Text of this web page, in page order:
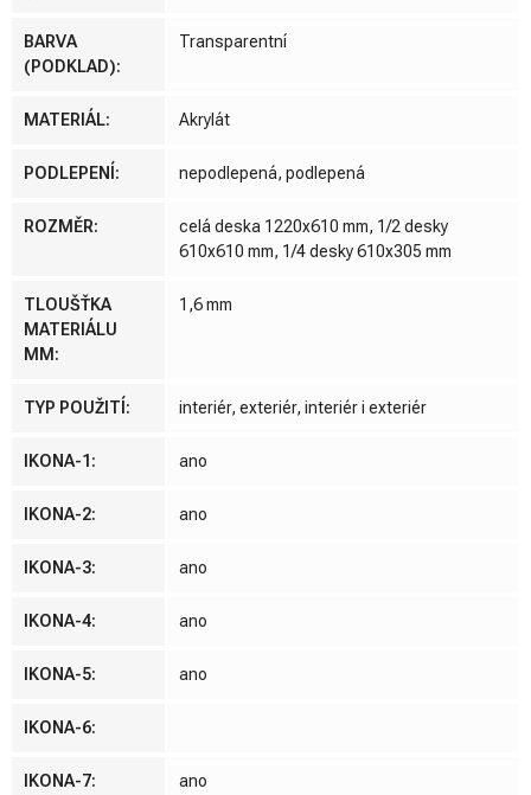
BARVA
(PODKLAD):
Transparentní
MATERIÁL: Akrylát
PODLEPENÍ: nepodlepená, podlepená
ROZMĚR:
celá deska 1220x610 mm, 1/2 desky
610x610 mm, 1/4 desky 610x305 mm
TLOUŠŤKA
MATERIÁLU
MM:
1,6 mm
TYP POUŽITÍ: interiér, exteriér, interiér i exteriér
IKONA-1: ano
IKONA-2: ano
IKONA-3: ano
IKONA-4: ano
IKONA-5: ano
IKONA-6:
IKONA-7: ano